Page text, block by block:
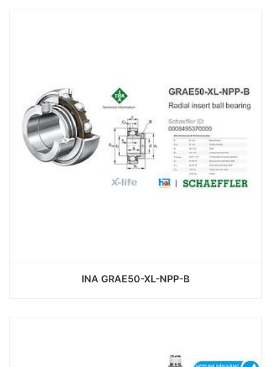
INA GRAE50-XL-NPP-B